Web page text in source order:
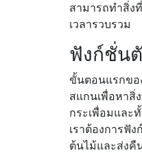
สามารถทำสิ่ง
เวลารวบรวม
ฟังก์ชั่น
ขั้นตอนแรกขอ
สแกนเพื่อหาสิ่
กระเพื่อมและ
เราต้องการฟั
ต้นไม้และส่ง